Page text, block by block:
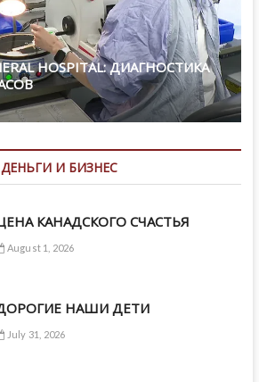
HOSPITAL: ДИАГНОСТИКА
ДЕНЬГИ И БИЗНЕС
КАНАДСКОГО СЧАСТЬЯ
August 1, 2026
НАШИ ДЕТИ
July 31, 2026